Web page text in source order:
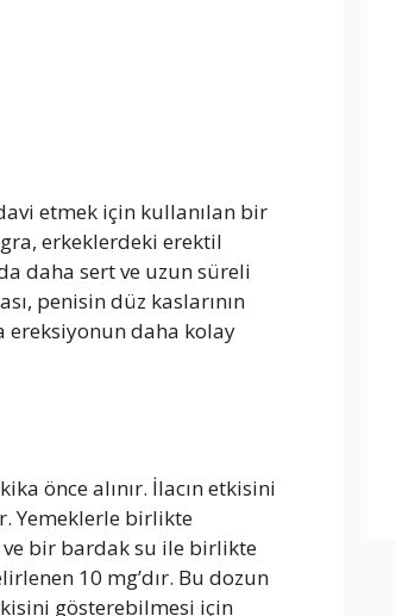
etmek için kullanılan bir
erkeklerdeki erektil
daha sert ve uzun süreli
penisin düz kaslarının
ereksiyonun daha kolay
önce alınır. İlacın etkisini
Yemeklerle birlikte
ve bir bardak su ile birlikte
10 mg’dır. Bu dozun
gösterebilmesi için